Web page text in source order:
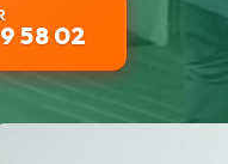
58 02